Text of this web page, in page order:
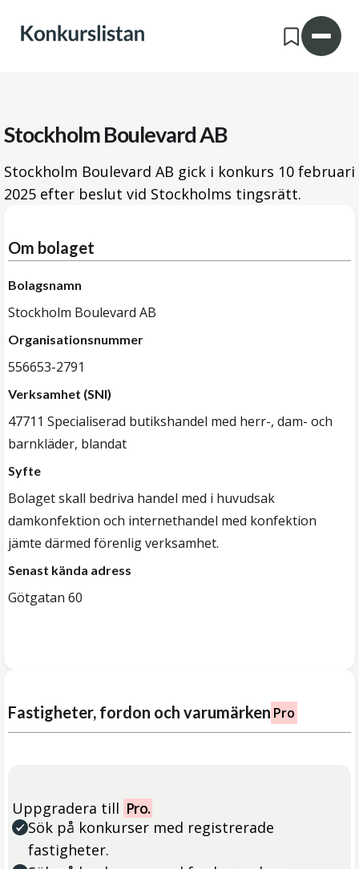
Stockholm Boulevard AB
Stockholm Boulevard AB gick i konkurs 10 februari
2025 efter beslut vid Stockholms tingsrätt.
Om bolaget
Bolagsnamn
Stockholm Boulevard AB
Organisationsnummer
556653-2791
Verksamhet (SNI)
47711 Specialiserad butikshandel med herr-, dam- och
barnkläder, blandat
Syfte
Bolaget skall bedriva handel med i huvudsak
damkonfektion och internethandel med konfektion
jämte därmed förenlig verksamhet.
Senast kända adress
Götgatan 60
Fastigheter, fordon och varumärken Pro
Uppgradera till Pro.
Sök på konkurser med registrerade
fastigheter.